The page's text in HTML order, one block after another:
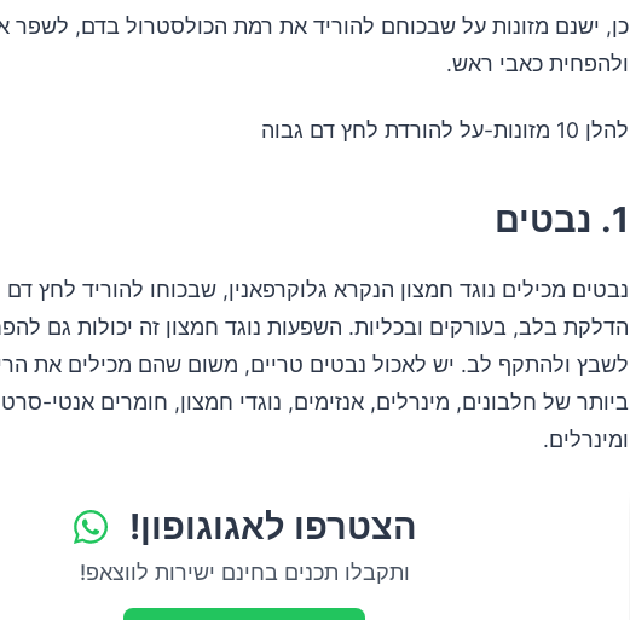
כן, ישנם מזונות על שבכוחם להוריד את רמת הכולסטרול בדם, לשפר
ולהפחית כאבי ראש.
להלן 10 מזונות-על להורדת לחץ דם גבוה
1. נבטים
נבטים מכילים נוגד חמצון הנקרא גלוקרפאנין, שבכוחו להוריד לחץ
הדלקת בלב, בעורקים ובכליות. השפעות נוגד חמצון זה יכולות גם
לשבץ ולהתקף לב. יש לאכול נבטים טריים, משום שהם מכילים את
ביותר של חלבונים, מינרלים, אנזימים, נוגדי חמצון, חומרים אנטי-
ומינרלים.
הצטרפו לאגוגופון!
ותקבלו תכנים בחינם ישירות לווצאפ!